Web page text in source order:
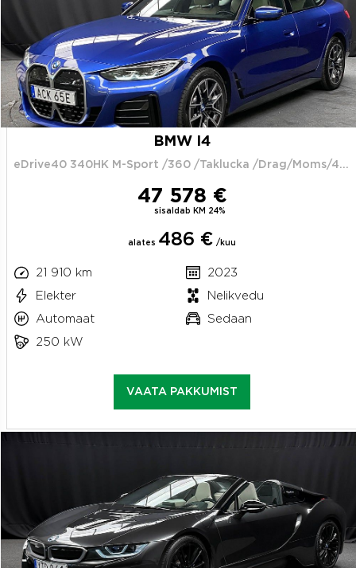
BMW I4
eDrive40 340HK M-Sport /360 /Taklucka /Drag/Moms/4.95%
47 578 €
sisaldab KM 24%
alates 486 € /kuu
21 910 km
2023
Elekter
Nelikvedu
Automaat
Sedaan
250 kW
VAATA PAKKUMIST